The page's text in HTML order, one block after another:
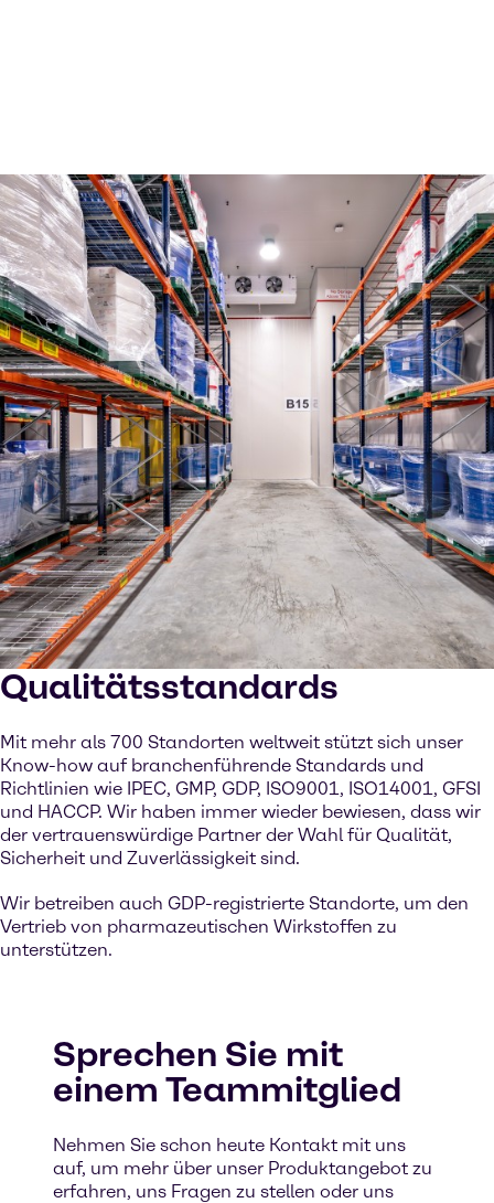
Qualitätsstandards
Mit mehr als 700 Standorten weltweit stützt sich unser
Know-how auf branchenführende Standards und
Richtlinien wie IPEC, GMP, GDP, ISO9001, ISO14001, GFSI
und HACCP. Wir haben immer wieder bewiesen, dass wir
der vertrauenswürdige Partner der Wahl für Qualität,
Sicherheit und Zuverlässigkeit sind.
Wir betreiben auch GDP-registrierte Standorte, um den
Vertrieb von pharmazeutischen Wirkstoffen zu
unterstützen.
Sprechen Sie mit
einem Teammitglied
Nehmen Sie schon heute Kontakt mit uns
auf, um mehr über unser Produktangebot zu
erfahren, uns Fragen zu stellen oder uns